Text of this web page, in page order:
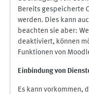
Bereits gespeicherte
werden. Dies kann
beachten sie aber:
deaktiviert, können
Funktionen von
Einbindung von
Es kann vorkommen,